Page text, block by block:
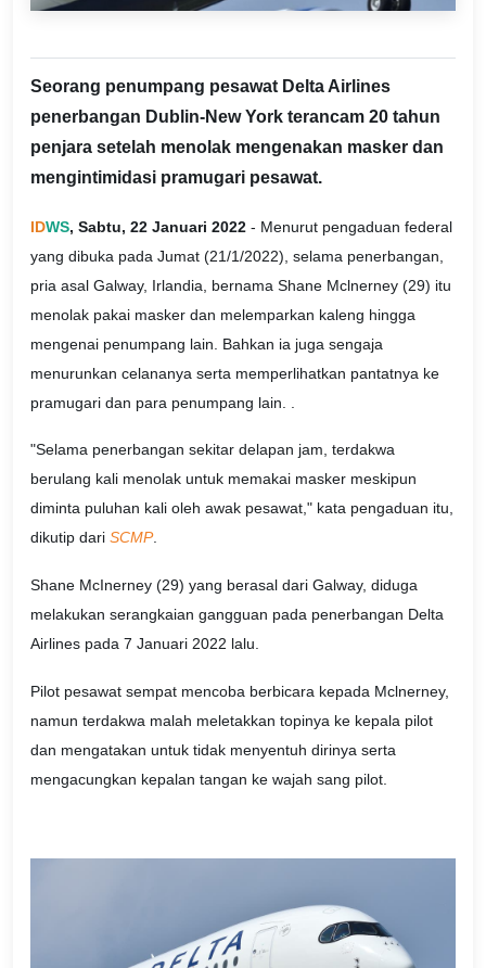
Seorang penumpang pesawat Delta Airlines
penerbangan Dublin-New York terancam 20 tahun
penjara setelah menolak mengenakan masker dan
mengintimidasi pramugari pesawat.
IDWS, Sabtu, 22 Januari 2022 - Menurut pengaduan federal
yang dibuka pada Jumat (21/1/2022), selama penerbangan,
pria asal Galway, Irlandia, bernama Shane Mclnerney (29) itu
menolak pakai masker dan melemparkan kaleng hingga
mengenai penumpang lain. Bahkan ia juga sengaja
menurunkan celananya serta memperlihatkan pantatnya ke
pramugari dan para penumpang lain. .
"Selama penerbangan sekitar delapan jam, terdakwa
berulang kali menolak untuk memakai masker meskipun
diminta puluhan kali oleh awak pesawat," kata pengaduan itu,
dikutip dari SCMP.
Shane McInerney (29) yang berasal dari Galway, diduga
melakukan serangkaian gangguan pada penerbangan Delta
Airlines pada 7 Januari 2022 lalu.
Pilot pesawat sempat mencoba berbicara kepada Mclnerney,
namun terdakwa malah meletakkan topinya ke kepala pilot
dan mengatakan untuk tidak menyentuh dirinya serta
mengacungkan kepalan tangan ke wajah sang pilot.